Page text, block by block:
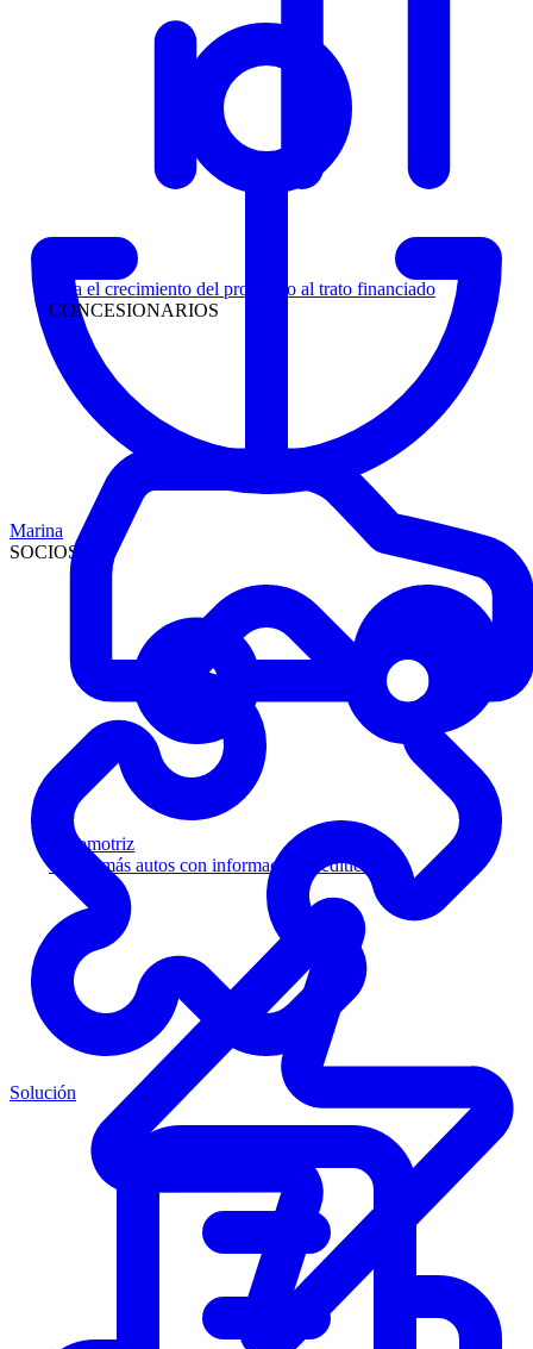
Siga el crecimiento del prospecto al trato financiado
CONCESIONARIOS
Automotriz
Venda más autos con información crediticia
Marina
SOCIOS
Solución